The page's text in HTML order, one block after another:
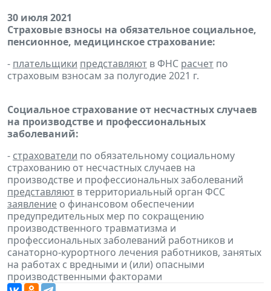
30 июля 2021
Страховые взносы на обязательное социальное,
пенсионное, медицинское страхование:
- плательщики представляют в ФНС расчет по
страховым взносам за полугодие 2021 г.
Социальное страхование от несчастных случаев
на производстве и профессиональных
заболеваний:
- страхователи по обязательному социальному
страхованию от несчастных случаев на
производстве и профессиональных заболеваний
представляют в территориальный орган ФСС
заявление о финансовом обеспечении
предупредительных мер по сокращению
производственного травматизма и
профессиональных заболеваний работников и
санаторно-курортного лечения работников, занятых
на работах с вредными и (или) опасными
производственными факторами